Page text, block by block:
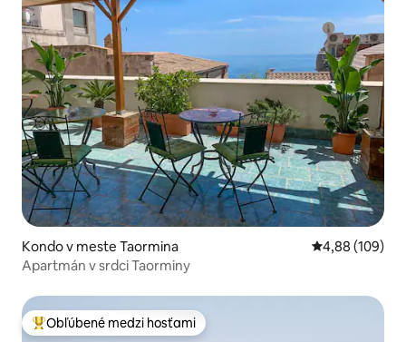
Kondo v meste Taormina Priemerné
4,88 (109)
Apartmán v srdci Taorminy
Najobľúbenejšie medzi hosťami
Obľúbené medzi hosťami